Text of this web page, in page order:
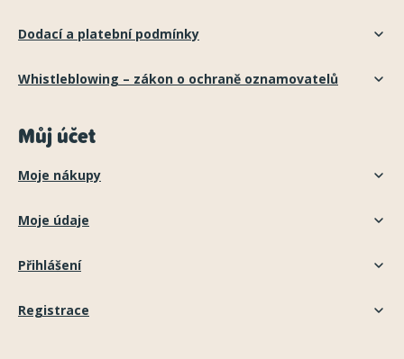
Dodací a platební podmínky
Whistleblowing – zákon o ochraně oznamovatelů
Můj účet
Moje nákupy
Moje údaje
Přihlášení
Registrace